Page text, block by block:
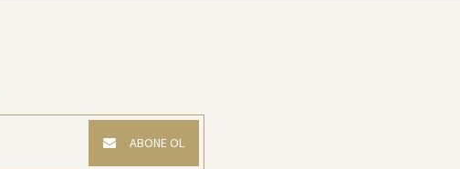
ABONE OL